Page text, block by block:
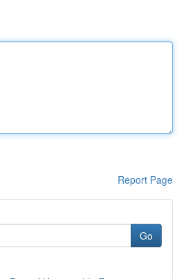
Report Page
Go